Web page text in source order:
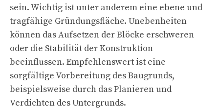
sein. Wichtig ist unter anderem eine ebene und
tragfähige Gründungsfläche. Unebenheiten
können das Aufsetzen der Blöcke erschweren
oder die Stabilität der Konstruktion
beeinflussen. Empfehlenswert ist eine
sorgfältige Vorbereitung des Baugrunds,
beispielsweise durch das Planieren und
Verdichten des Untergrunds.